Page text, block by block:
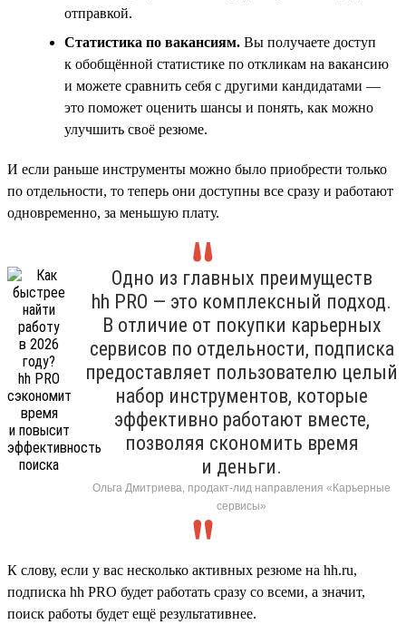
отправкой.
Статистика по вакансиям. Вы получаете доступ
к обобщённой статистике по откликам на вакансию
и можете сравнить себя с другими кандидатами —
это поможет оценить шансы и понять, как можно
улучшить своё резюме.
И если раньше инструменты можно было приобрести только
по отдельности, то теперь они доступны все сразу и работают
одновременно, за меньшую плату.
Одно из главных преимуществ
hh PRO — это комплексный подход.
В отличие от покупки карьерных
сервисов по отдельности, подписка
предоставляет пользователю целый
набор инструментов, которые
эффективно работают вместе,
позволяя скономить время
и деньги.
Ольга Дмитриева, продакт-лид направления «Карьерные
сервисы»
К слову, если у вас несколько активных резюме на hh.ru,
подписка hh PRO будет работать сразу со всеми, а значит,
поиск работы будет ещё результативнее.